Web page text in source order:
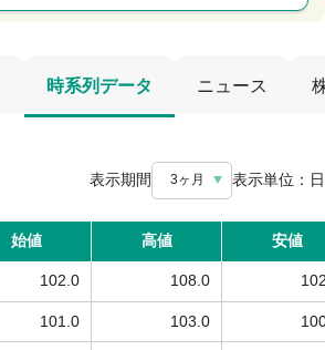
時系列データ ニュース
表示期間 3ヶ月 表示単位： 日
始値 高値 安値
102.0 108.0
101.0 103.0